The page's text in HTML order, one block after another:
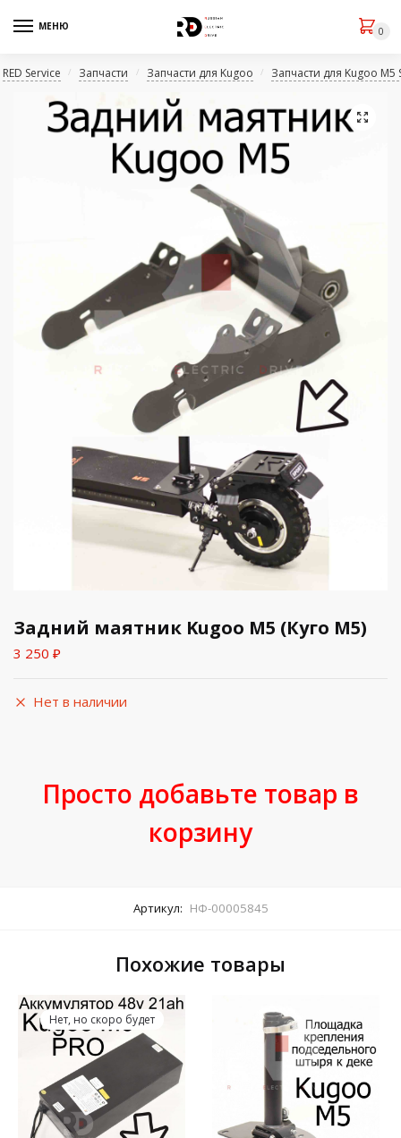
МЕНЮ 0
RED Service / Запчасти / Запчасти для Kugoo / Запчасти для Kugoo M5
🔍
Задний маятник Kugoo M5 (Куго М5)
3 250 ₽
Нет в наличии
Просто добавьте товар в
корзину
Артикул: НФ-00005845
Похожие товары
Нет, но скоро будет